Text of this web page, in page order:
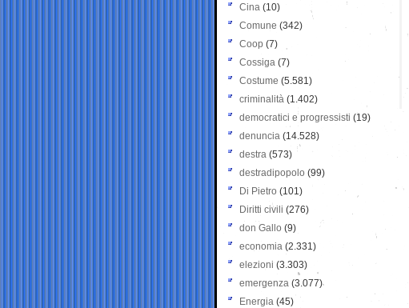
Cina (10)
Comune (342)
Coop (7)
Cossiga (7)
Costume (5.581)
criminalità (1.402)
democratici e progressisti (19)
denuncia (14.528)
destra (573)
destradipopolo (99)
Di Pietro (101)
Diritti civili (276)
don Gallo (9)
economia (2.331)
elezioni (3.303)
emergenza (3.077)
Energia (45)